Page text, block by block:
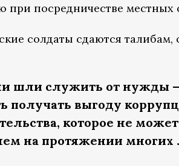
посредничестве местных
солдаты сдаются талибам,
шли служить от нужды —
получать выгоду
которое не
на протяжении многих